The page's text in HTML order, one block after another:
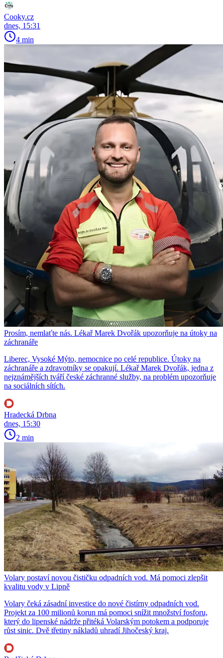
Cooky.cz
dnes, 15:31
4 min
Prosím, nemlaťte nás. Lékař Marek Dvořák upozorňuje na útoky na
záchranáře
Liberec, Vysoké Mýto, nemocnice po celé republice. Útoky na
záchranáře a zdravotníky se opakují. Lékař Marek Dvořák, jedna z
nejznámějších tváří české záchranné služby, na problém upozorňuje
na sociálních sítích.
Hradecká Drbna
dnes, 15:30
2 min
Volary postaví novou čističku odpadních vod. Má pomoci zlepšit
kvalitu vody v Lipně
Volary čeká zásadní investice do nové čistírny odpadních vod.
Projekt za 100 milionů korun má pomoci snížit množství fosforu,
který do lipenské nádrže přitéká Volarským potokem a podporuje
růst sinic. Dvě třetiny nákladů uhradí Jihočeský kraj.